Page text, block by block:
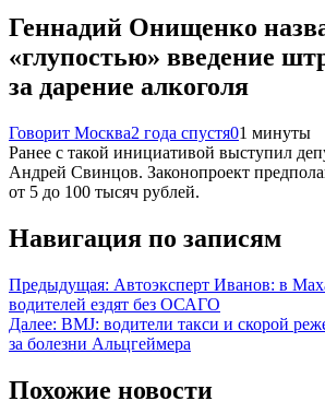
Геннадий Онищенко
«глупостью» введение
за дарение алкоголя
Говорит Москва2 года спустя01 минуты
Ранее с такой инициативой выступил
Андрей Свинцов. Законопроект
от 5 до 100 тысяч рублей.
Навигация по записям
Предыдущая: Автоэксперт Иванов: в
водителей ездят без ОСАГО
Далее: BMJ: водители такси и скорой
за болезни Альцгеймера
Похожие новости